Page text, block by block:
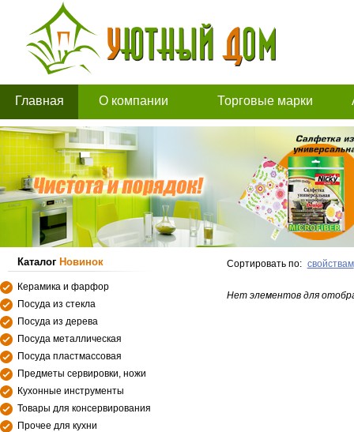
Главная О компании Торговые марки
Каталог Новинок
Керамика и фарфор
Посуда из стекла
Посуда из дерева
Посуда металлическая
Посуда пластмассовая
Предметы сервировки, ножи
Кухонные инструменты
Товары для консервирования
Прочее для кухни
Сортировать по: свойствам
Нет элементов для